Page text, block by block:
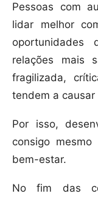
Pessoas com
lidar melhor
oportunidades
relações mais
fragilizada,
tendem a causar
Por isso,
consigo
bem-estar.
No fim das